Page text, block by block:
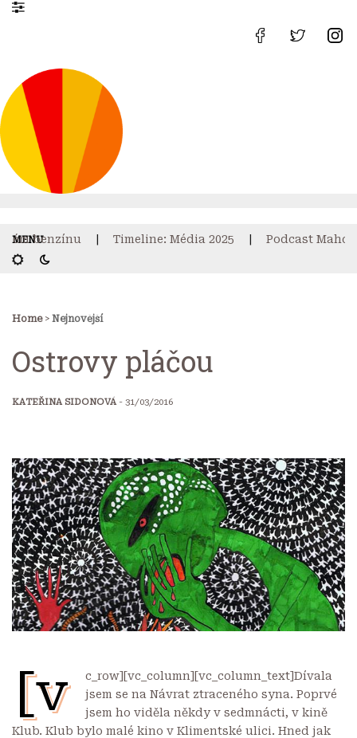
benzínu Timeline: Média 2025 Podcast
Home> Nejnovější
Ostrovy pláčou
KATEŘINA SIDONOVÁ- 31/03/2016
[v
c_row][vc_column][vc_column_text]Dívala
jsem se na Návrat ztraceného syna. Poprvé
jsem ho viděla někdy v sedmnácti, v kině
Klub. Klub bylo malé kino v Klimentské ulici. Hned jak